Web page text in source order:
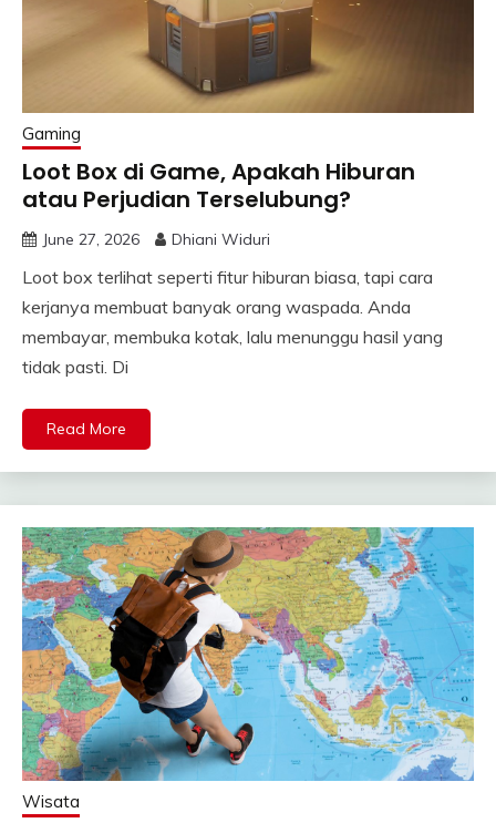
Gaming
Loot Box di Game, Apakah Hiburan
atau Perjudian Terselubung?
June 27, 2026 Dhiani Widuri
Loot box terlihat seperti fitur hiburan biasa, tapi cara
kerjanya membuat banyak orang waspada. Anda
membayar, membuka kotak, lalu menunggu hasil yang
tidak pasti. Di
Read More
Wisata